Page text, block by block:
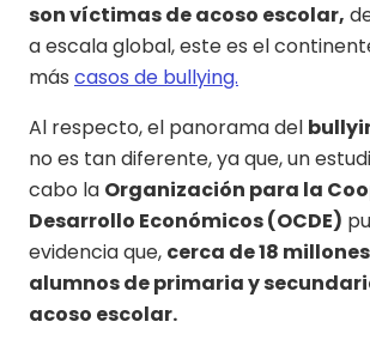
son víctimas de acoso escolar,
a escala global, este es el
más casos de bullying.
Al respecto, el panorama del
no es tan diferente, ya que, un
cabo la Organización para la
Desarrollo Económicos (OCDE)
evidencia que, cerca de 18
alumnos de primaria y
acoso escolar.